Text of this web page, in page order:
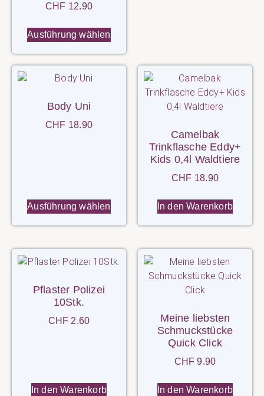
CHF 12.90
Ausführung wählen
Body Uni
CHF 18.90
Ausführung wählen
Camelbak
Trinkflasche Eddy+
Kids 0,4l Waldtiere
CHF 18.90
In den Warenkorb
Pflaster Polizei
10Stk.
CHF 2.60
In den Warenkorb
Meine liebsten
Schmuckstücke
Quick Click
CHF 9.90
In den Warenkorb